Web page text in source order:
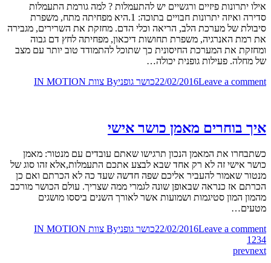
אילו יתרונות פיזיים ורגשיים יש להתעמלות ? למה גורמת התעמלות
סדירה ואיזה יתרונות חבויים בתוכה: 1.היא מפחיתה מתח, משפרת
סיבולת של מערכת הלב, הריאה וכלי הדם. מחזקת את השרירים, מגבירה
את רמת האנרגיה, משפרת תחושות דיכאון, מפחיתה לחץ דם גבוה
ומחזקת את המערכת החיסונית כך שתוכל להתמודד טוב יותר עם מצב
של מחלה. פעילות גופנית יכולה…
22/02/2016Leave a comment כושר גופניBy צוות IN MOTION
איך בוחרים מאמן כושר אישי
כשתבחרו את המאמן הנכון תרגישו שאתם עובדים עם מנטור: מאמן
כושר אישי זה לא רק אחד שבא לבצע אתכם התעמלות,אלא זהו סוג של
מנטור שאמור להעביר אליכם שפה חדשה שעד כה לא הכרתם ואם כן
הכרתם אז כנראה שבאופן שונה לגמרי ממה שצריך. עולם הכושר מורכב
מהמון המון סטיגמות ושמועות אשר לאורך השנים ביססו מושגים
מטעים…
22/02/2016Leave a comment כושר גופניBy צוות IN MOTION
1 234
prevnext